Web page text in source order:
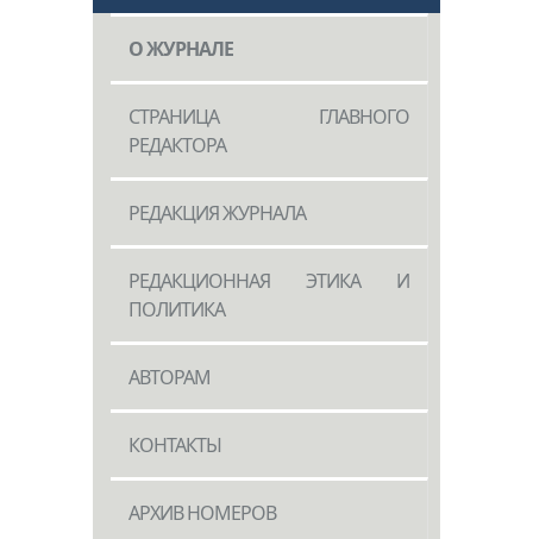
О ЖУРНАЛЕ
СТРАНИЦА ГЛАВНОГО
РЕДАКТОРА
РЕДАКЦИЯ ЖУРНАЛА
РЕДАКЦИОННАЯ ЭТИКА И
ПОЛИТИКА
АВТОРАМ
КОНТАКТЫ
АРХИВ НОМЕРОВ